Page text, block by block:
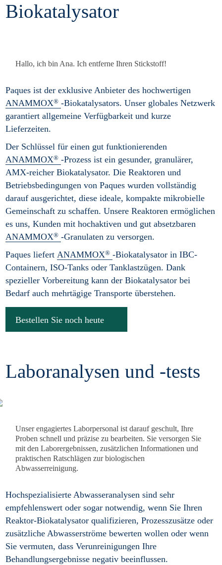
Biokatalysator
Paques ist der exklusive Anbieter des hochwertigen
ANAMMOX® -Biokatalysators. Unser globales Netzwerk
garantiert allgemeine Verfügbarkeit und kurze
Lieferzeiten.
Der Schlüssel für einen gut funktionierenden
ANAMMOX® -Prozess ist ein gesunder, granulärer,
AMX-reicher Biokatalysator. Die Reaktoren und
Betriebsbedingungen von Paques wurden vollständig
darauf ausgerichtet, diese ideale, kompakte mikrobielle
Gemeinschaft zu schaffen. Unsere Reaktoren ermöglichen
es uns, Kunden mit hochaktiven und gut absetzbaren
ANAMMOX® -Granulaten zu versorgen.
Paques liefertANAMMOX® -Biokatalysator in IBC-
Containern, ISO-Tanks oder Tanklastzügen. Dank
spezieller Vorbereitung kann der Biokatalysator bei
Bedarf auch mehrtägige Transporte überstehen.
Bestellen Sie noch heute
Hallo, ich bin Ana. Ich entferne Ihren Stickstoff!
Laboranalysen und -tests
Hochspezialisierte Abwasseranalysen sind sehr
empfehlenswert oder sogar notwendig, wenn Sie Ihren
Reaktor-Biokatalysator qualifizieren, Prozesszusätze oder
zusätzliche Abwasserströme bewerten wollen oder wenn
Sie vermuten, dass Verunreinigungen Ihre
Behandlungsergebnisse negativ beeinflussen.
Unser engagiertes Laborpersonal ist darauf geschult, Ihre
Proben schnell und präzise zu bearbeiten. Sie versorgen Sie
mit den Laborergebnissen, zusätzlichen Informationen und
praktischen Ratschlägen zur biologischen
Abwasserreinigung.